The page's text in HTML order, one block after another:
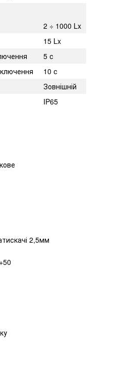
2 ÷ 1000 Lx
15 Lx
5 с
10 с
Зовнішній
IP65
2,5мм